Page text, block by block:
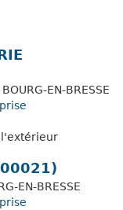
EN-BRESSE
l'extérieur
EN-BRESSE